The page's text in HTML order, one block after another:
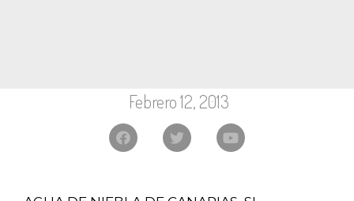
Febrero 12, 2013